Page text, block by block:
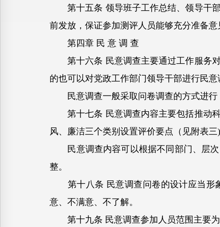
第十五条 领导班子工作总结、领导干部
前发放，保证参加测评人员能够充分准备意
第四章 民 意 调 查
第十六条 民意调查主要通过工作服务对
的也可以对党政工作部门领导干部进行民意
民意调查一般采取问卷调查的方式进行
第十七条 民意调查内容主要包括推动科
风、廉洁三个类别设置评价要点（见附表三
民意调查内容可以根据不同部门、层次
整。
第十八条 民意调查问卷的设计应当形
意、不满意、不了解。
第十九条 民意调查参加人员范围主要为